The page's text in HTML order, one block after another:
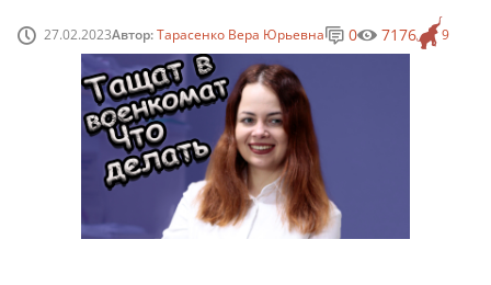
27.02.2023Автор:Тарасенко Вера Юрьевна 9
0 7176